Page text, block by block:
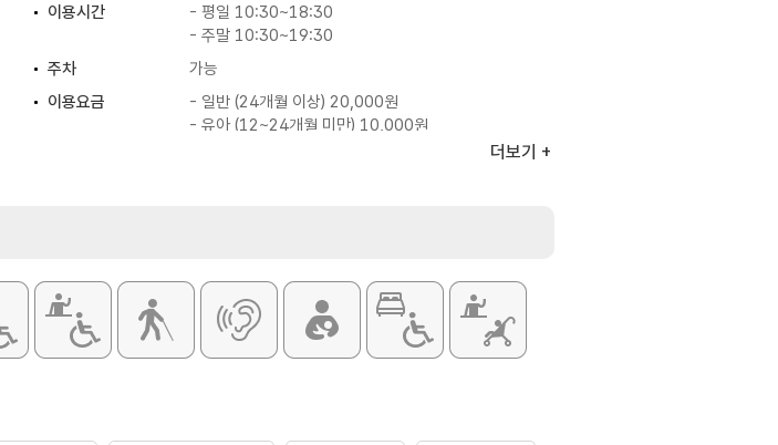
이용시간
- 평일 10:30~18:30
- 주말 10:30~19:30
주차
가능
이용요금
- 일반 (24개월 이상) 20,000원
- 유아 (12~24개월 미만) 10,000원
더보기